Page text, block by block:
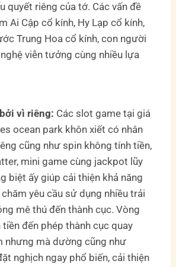
quyết riêng của tớ. Các vấn đề
Ai Cập cổ kính, Hy Lạp cổ kính,
Trung Hoa cổ kính, con người
viễn tưởng cùng nhiều lựa
vì riêng: Các slot game tại giá
ocean park khôn xiết có nhân
cũng như spin không tính tiền,
mini game cùng jackpot lũy
biệt ấy giúp cải thiện khả năng
yêu cầu sử dụng nhiều trải
mê thú đến thành cục. Vòng
đến phép thành cục quay
nhưng mà dường cũng như
nghịch ngay phổ biến, cải thiện